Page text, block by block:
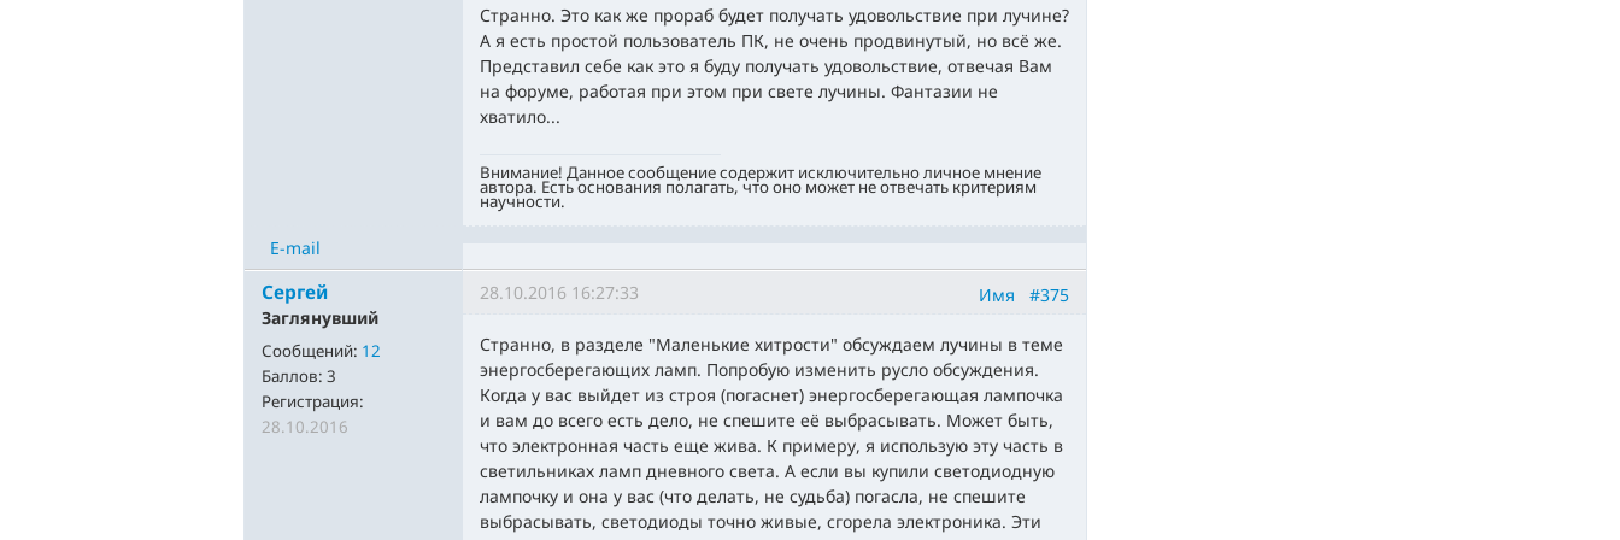
Странно. Это как же прораб будет получать удовольствие при лучине?
А я есть простой пользователь ПК, не очень продвинутый, но всё же.
Представил себе как это я буду получать удовольствие, отвечая Вам
на форуме, работая при этом при свете лучины. Фантазии не
хватило...
Внимание! Данное сообщение содержит исключительно личное мнение
автора. Есть основания полагать, что оно может не отвечать критериям
научности.
E-mail
Сергей
Заглянувший
Сообщений: 12
Баллов: 3
Регистрация:
28.10.2016
Имя #375
28.10.2016 16:27:33
Странно, в разделе "Маленькие хитрости" обсуждаем лучины в теме
энергосберегающих ламп. Попробую изменить русло обсуждения.
Когда у вас выйдет из строя (погаснет) энергосберегающая лампочка
и вам до всего есть дело, не спешите её выбрасывать. Может быть,
что электронная часть еще жива. К примеру, я использую эту часть в
светильниках ламп дневного света. А если вы купили светодиодную
лампочку и она у вас (что делать, не судьба) погасла, не спешите
выбрасывать, светодиоды точно живые, сгорела электроника. Эти